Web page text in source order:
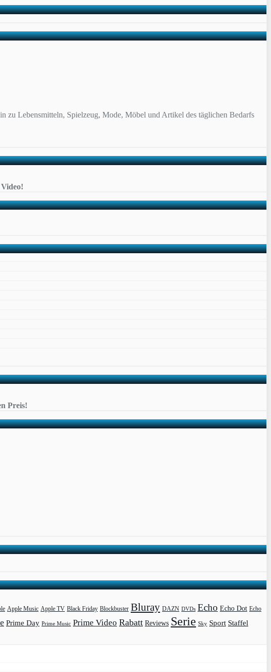
zu Lebensmitteln, Spielzeug, Mode, Möbel und Artikel des täglichen Bedarfs
Preis!
Apple Music Apple TV Black Friday Blockbuster Bluray DAZN DVDs Echo Echo Dot Echo
Prime Day Prime Music Prime Video Rabatt Reviews Serie Sky Sport Staffel